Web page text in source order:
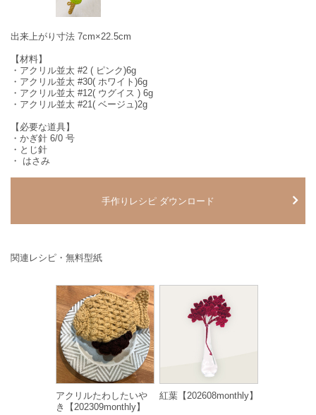
出来上がり寸法 7cm×22.5cm
【材料】
・アクリル並太 #2 ( ピンク)6g
・アクリル並太 #30( ホワイト)6g
・アクリル並太 #12( ウグイス ) 6g
・アクリル並太 #21( ベージュ)2g
【必要な道具】
・かぎ針 6/0 号
・とじ針
・ はさみ
手作りレシピ ダウンロード
関連レシピ・無料型紙
アクリルたわしたいや
き【202309monthly】
紅葉【202608monthly】